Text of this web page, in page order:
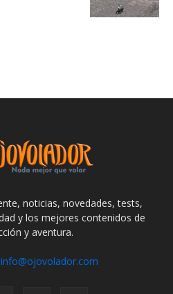
noticias, novedades, tests,
y los mejores contenidos de
y aventura.
info@ojovolador.com